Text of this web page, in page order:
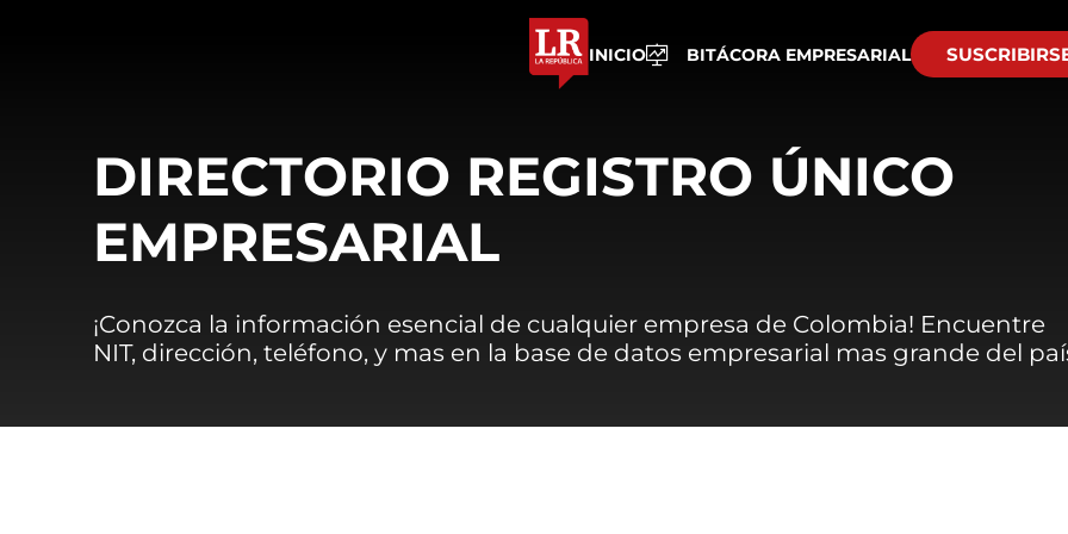
INICIO BITÁCORA EMPRESARIAL
DIRECTORIO REGISTRO ÚNICO
EMPRESARIAL
¡Conozca la información esencial de cualquier empresa de Colombia! Encuentre
NIT, dirección, teléfono, y mas en la base de datos empresarial mas grande del